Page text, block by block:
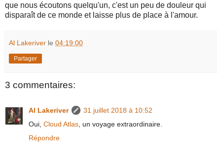
que nous écoutons quelqu'un, c'est un peu de douleur qui
disparaît de ce monde et laisse plus de place à l'amour.
Al Lakeriver le 04:19:00
Partager
3 commentaires:
Al Lakeriver
31 juillet 2018 à 10:52
Oui, Cloud Atlas, un voyage extraordinaire.
Répondre